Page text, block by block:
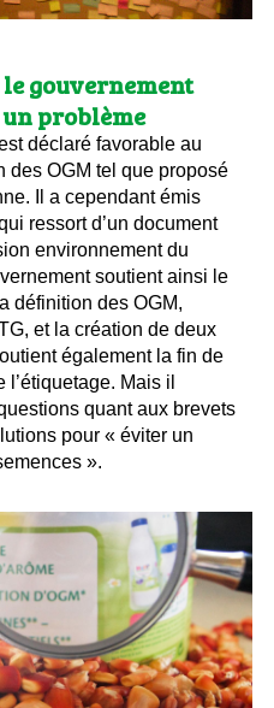
le gouvernement
problème
déclaré favorable au
des OGM tel que proposé
Il a cependant émis
ressort d’un document
environnement du
soutient ainsi le
définition des OGM,
et la création de deux
également la fin de
l’étiquetage. Mais il
quant aux brevets
pour « éviter un
».